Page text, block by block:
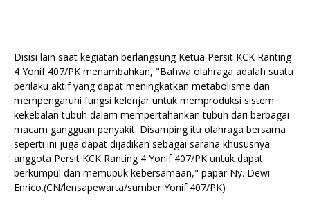
Disisi lain saat kegiatan berlangsung Ketua Persit KCK Ranting
4 Yonif 407/PK menambahkan, "Bahwa olahraga adalah suatu
perilaku aktif yang dapat meningkatkan metabolisme dan
mempengaruhi fungsi kelenjar untuk memproduksi sistem
kekebalan tubuh dalam mempertahankan tubuh dari berbagai
macam gangguan penyakit. Disamping itu olahraga bersama
seperti ini juga dapat dijadikan sebagai sarana khususnya
anggota Persit KCK Ranting 4 Yonif 407/PK untuk dapat
berkumpul dan memupuk kebersamaan," papar Ny. Dewi
Enrico.(CN/lensapewarta/sumber Yonif 407/PK)